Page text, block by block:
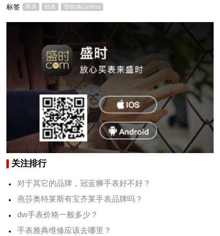
标签 男表 经典 雪铁纳Certina
关注排行
对于其它的品牌，冠蓝狮手表好不好？
燕莎奥特莱斯有宝齐莱手表品牌吗？
dw手表价格一般多少？
手表雅典维修应该去哪里？